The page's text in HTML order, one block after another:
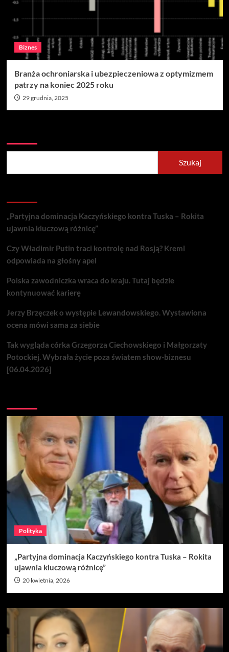
Biznes
Branża ochroniarska i ubezpieczeniowa z optymizmem
patrzy na koniec 2025 roku
29 grudnia, 2025
Szukaj
„Partyjna dominacja Kaczyńskiego kontra Tuska – Rokita
ujawnia kluczową różnicę”
Czy Władimir Putin traci kontrolę nad Rosją? Kreml
odpowiada na głośny apel
Polska zawodniczka wraca do kraju. Tutaj będzie
kontynuować karierę
Jerzy Brzęczek o występie Lewandowskiego. Wystawiona
ocena mówi sama za siebie
Tak wygląda córka Grzegorza Ciechowskiego i Małgorzaty
Potockiej. Wybrała życie poza światem show-biznesu
[06.04.2026]
Polityka
„Partyjna dominacja Kaczyńskiego kontra Tuska – Rokita
ujawnia kluczową różnicę”
20 kwietnia, 2026